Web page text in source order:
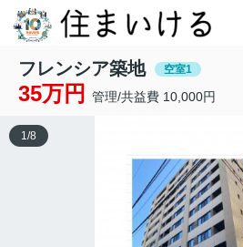
フレンシア築地 空室1
35万円 管理/共益費 10,000円
1/8